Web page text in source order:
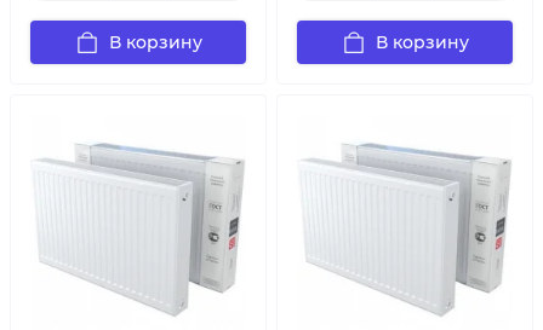
В корзину В корзину